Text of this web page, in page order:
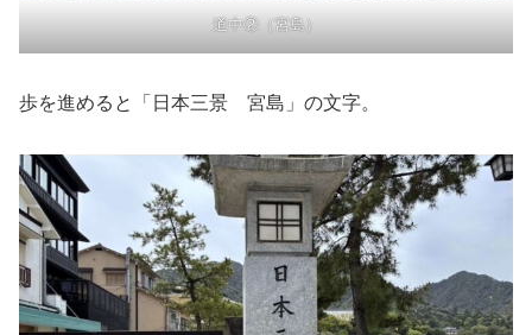
道中②（宮島）
歩を進めると「日本三景 宮島」の文字。